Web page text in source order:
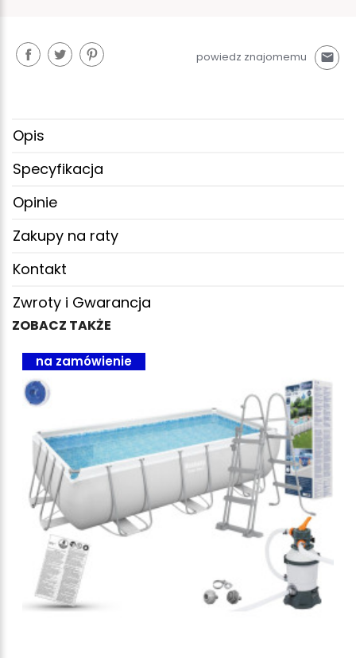
powiedz znajomemu mail
Opis
Specyfikacja
Opinie
Zakupy na raty
Kontakt
Zwroty i Gwarancja
ZOBACZ TAKŻE
na zamówienie